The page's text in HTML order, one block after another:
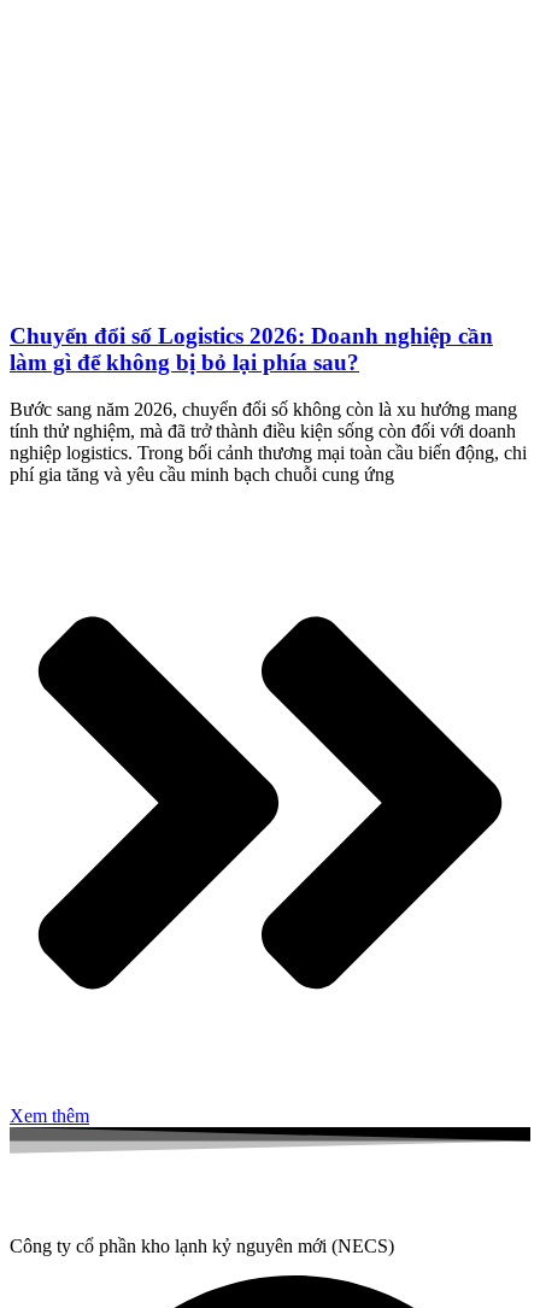
Chuyển đổi số Logistics 2026: Doanh nghiệp cần
làm gì để không bị bỏ lại phía sau?
Bước sang năm 2026, chuyển đổi số không còn là xu hướng mang
tính thử nghiệm, mà đã trở thành điều kiện sống còn đối với doanh
nghiệp logistics. Trong bối cảnh thương mại toàn cầu biến động, chi
phí gia tăng và yêu cầu minh bạch chuỗi cung ứng
Xem thêm
Công ty cổ phần kho lạnh kỷ nguyên mới (NECS)